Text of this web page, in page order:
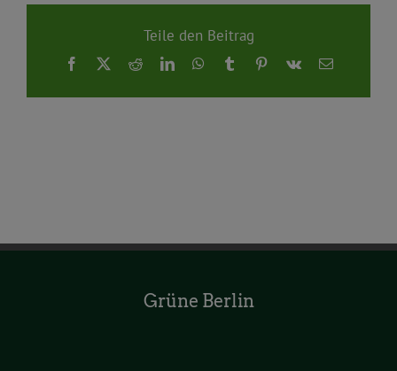
Teile den Beitrag
Facebook
X RedditLinkedInWhatsApp
TumblrPinterest
Vk
E-
Grüne Berlin